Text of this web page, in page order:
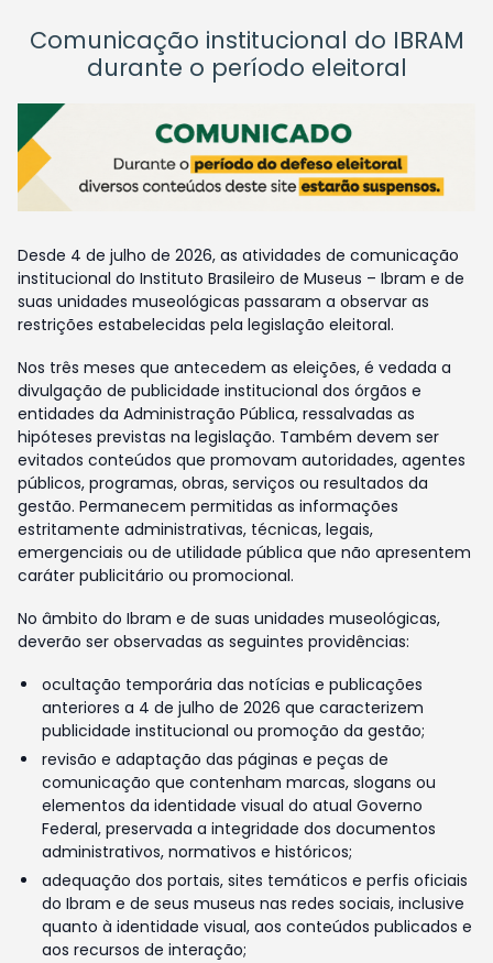
Comunicação institucional do IBRAM
durante o período eleitoral
Desde 4 de julho de 2026, as atividades de comunicação
institucional do Instituto Brasileiro de Museus – Ibram e de
suas unidades museológicas passaram a observar as
restrições estabelecidas pela legislação eleitoral.
Nos três meses que antecedem as eleições, é vedada a
divulgação de publicidade institucional dos órgãos e
entidades da Administração Pública, ressalvadas as
hipóteses previstas na legislação. Também devem ser
evitados conteúdos que promovam autoridades, agentes
públicos, programas, obras, serviços ou resultados da
gestão. Permanecem permitidas as informações
estritamente administrativas, técnicas, legais,
emergenciais ou de utilidade pública que não apresentem
caráter publicitário ou promocional.
No âmbito do Ibram e de suas unidades museológicas,
deverão ser observadas as seguintes providências:
ocultação temporária das notícias e publicações
anteriores a 4 de julho de 2026 que caracterizem
publicidade institucional ou promoção da gestão;
revisão e adaptação das páginas e peças de
comunicação que contenham marcas, slogans ou
elementos da identidade visual do atual Governo
Federal, preservada a integridade dos documentos
administrativos, normativos e históricos;
adequação dos portais, sites temáticos e perfis oficiais
do Ibram e de seus museus nas redes sociais, inclusive
quanto à identidade visual, aos conteúdos publicados e
aos recursos de interação;